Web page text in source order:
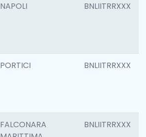
NAPOLI BNLIITRRXXX
PORTICI BNLIITRRXXX
FALCONARA
BNLIITRRXXX